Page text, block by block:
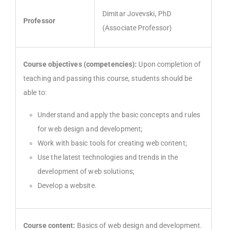
Professor
Dimitar Jovevski, PhD
(Associate Professor)
Course objectives (competencies): Upon completion of
teaching and passing this course, students should be
able to:
Understand and apply the basic concepts and rules
for web design and development;
Work with basic tools for creating web content;
Use the latest technologies and trends in the
development of web solutions;
Develop a website.
Course content: Basics of web design and development.